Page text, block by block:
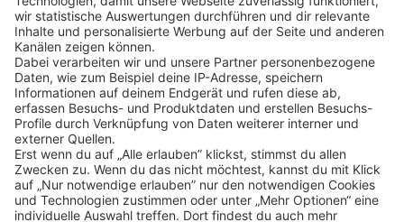
ZAHLUNGSMETHODEN
SOCIAL
NEWSLETTER
BESUCHEN SIE UNS